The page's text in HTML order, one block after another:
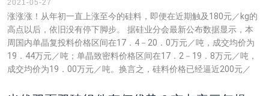
2021-05-27
涨涨涨！从年初一直上涨至今的硅料，即便在近期触及180元／kg的
高点以后，依旧没有停下脚步。 据硅业分会最新公布数据显示，本
周国内单晶复投料价格区间在17．4－20．0万元／吨，成交均价为
19．44万元／吨；单晶致密料价格区间在17．2－19．8万元／吨，
成交均价为19．00万元／吨。换言之，硅料价格已经逼近200元／